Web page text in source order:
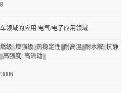
领域的应用 电气/电子应用领域
级|||增强级|||热稳定性|||耐高温|||耐水解|||抗静
高强度|||高流动|||